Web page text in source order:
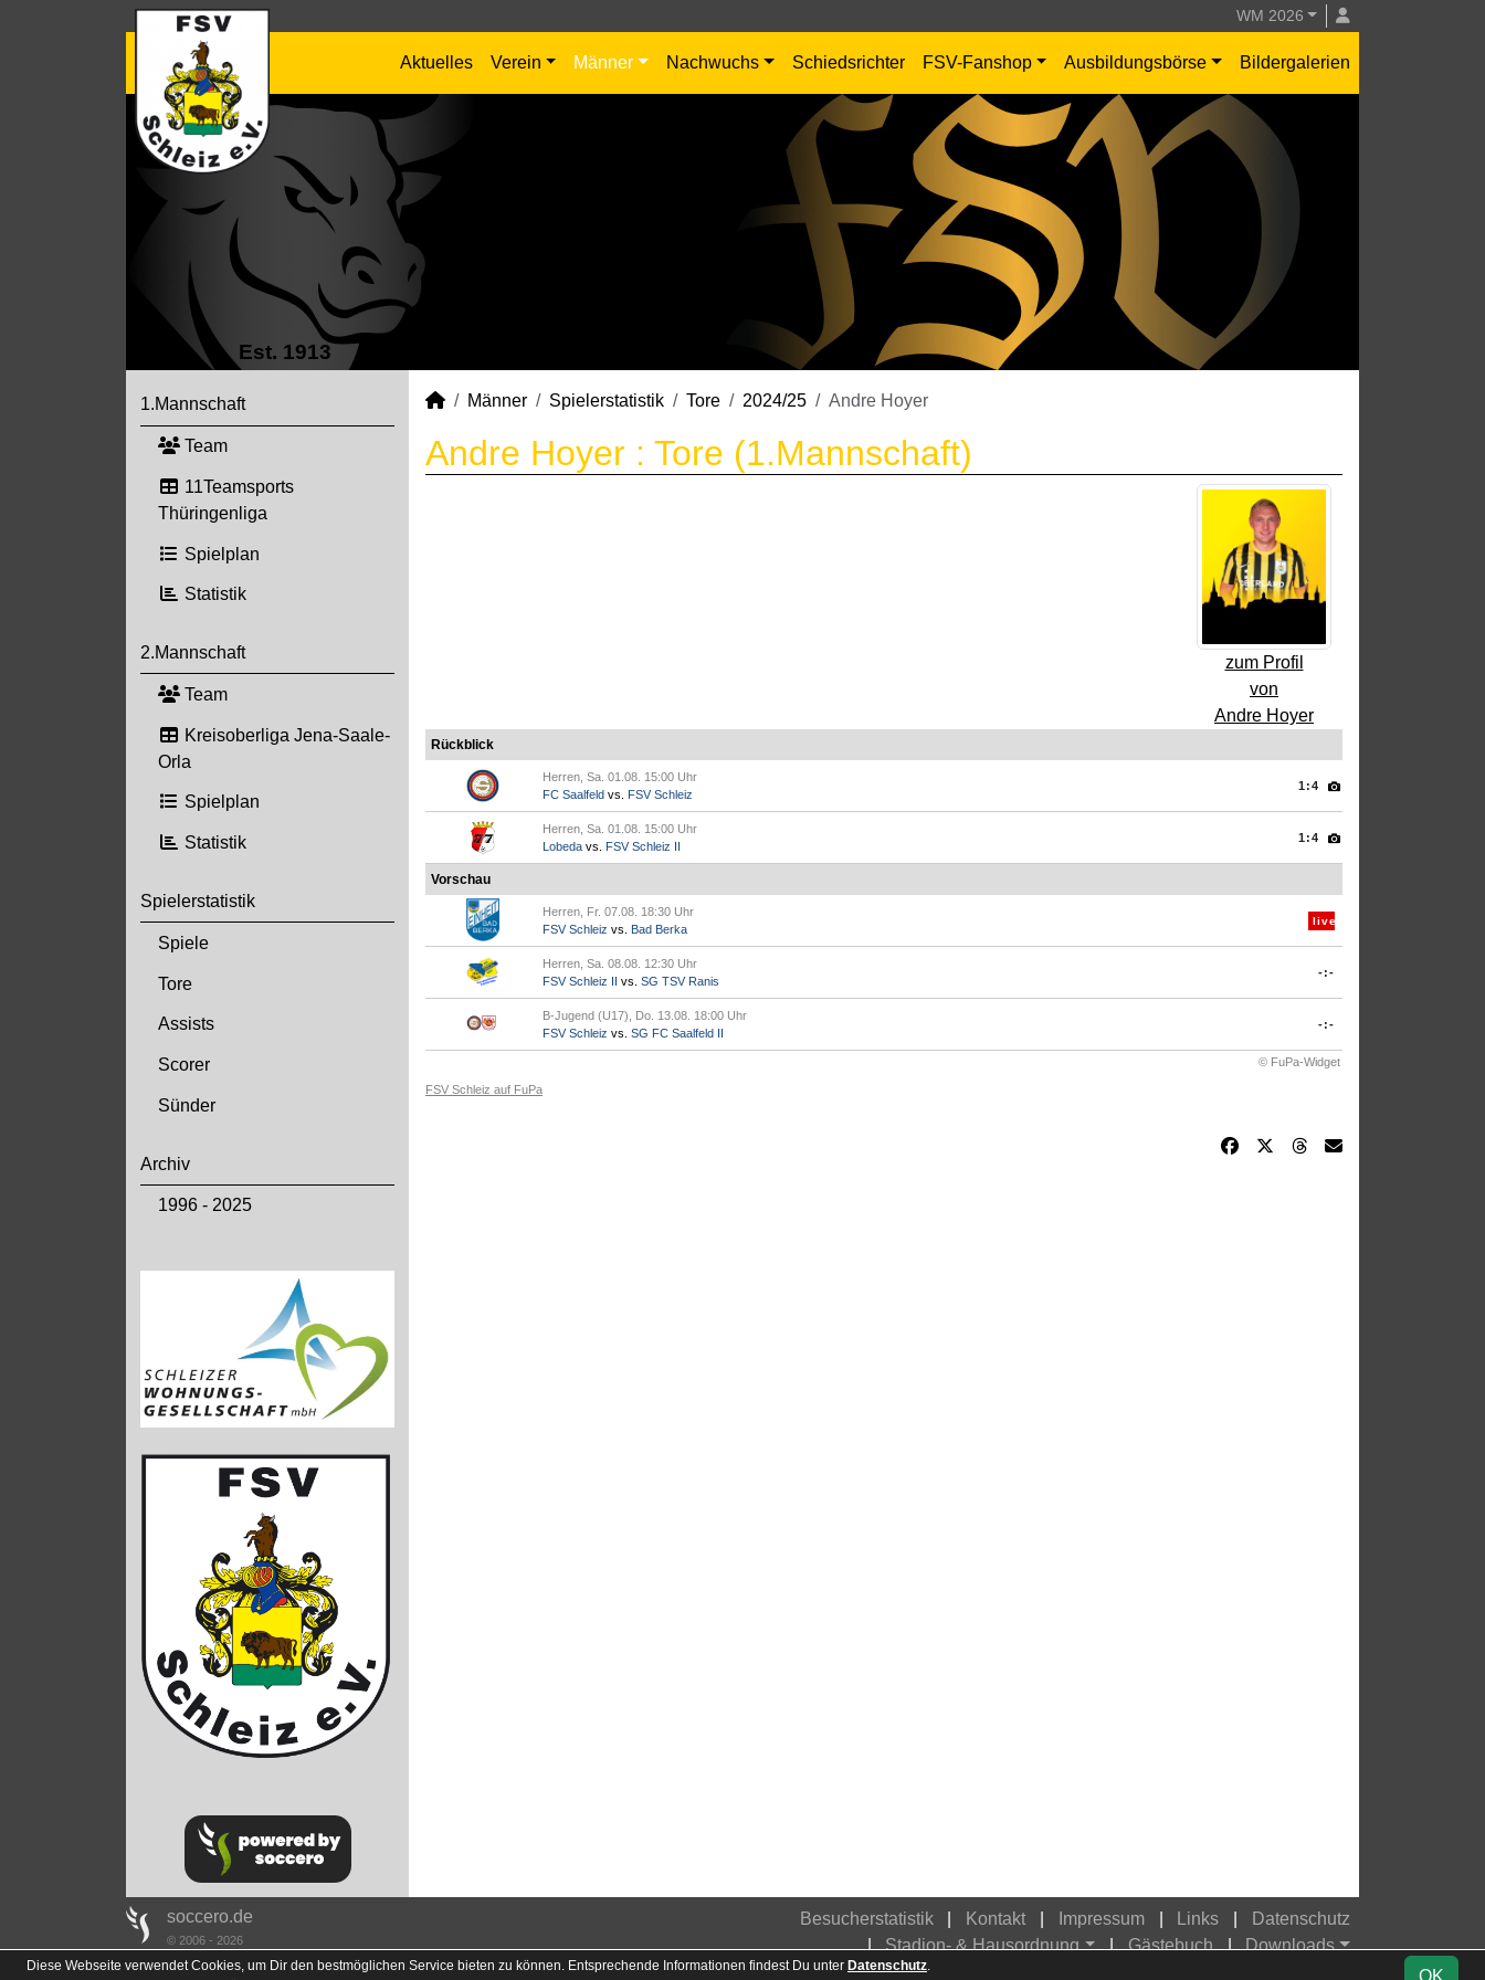
WM 2026
Aktuelles Verein Männer Nachwuchs Schiedsrichter FSV-Fanshop Ausbildungsbörse Bildergalerien
Est. 1913
1.Mannschaft
Team
11Teamsports
Thüringenliga
Spielplan
Statistik
2.Mannschaft
Team
Kreisoberliga Jena-Saale-
Orla
Spielplan
Statistik
Spielerstatistik
Spiele
Tore
Assists
Scorer
Sünder
Archiv
1996 - 2025
Männer Spielerstatistik Tore 2024/25 Andre Hoyer
Andre Hoyer : Tore (1.Mannschaft)
zum Profil
von
Andre Hoyer
Rückblick
Herren, Sa. 01.08. 15:00 Uhr
FC Saalfeld vs. FSV Schleiz
1:4
Herren, Sa. 01.08. 15:00 Uhr
Lobeda vs. FSV Schleiz II
1:4
Vorschau
Herren, Fr. 07.08. 18:30 Uhr
FSV Schleiz vs. Bad Berka
live
Herren, Sa. 08.08. 12:30 Uhr
FSV Schleiz II vs. SG TSV Ranis
-:-
B-Jugend (U17), Do. 13.08. 18:00 Uhr
FSV Schleiz vs. SG FC Saalfeld II
-:-
© FuPa-Widget
FSV Schleiz auf FuPa
soccero.de
© 2006 - 2026
Besucherstatistik Kontakt Impressum Links
Datenschutz
Stadion- & Hausordnung
Gästebuch
Downloads
OK
Diese Webseite verwendet Cookies, um Dir den bestmöglichen Service bieten zu können. Entsprechende Informationen findest Du unter Datenschutz.